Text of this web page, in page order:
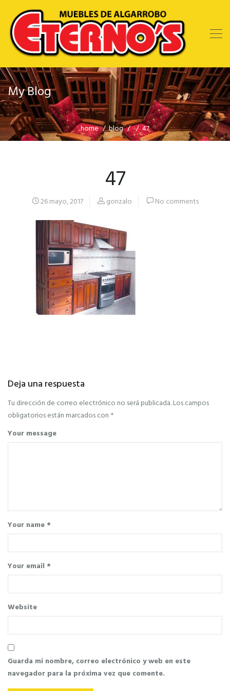
My Blog
home blog 47
47
26 mayo, 2017 gonzalo No comments
Deja una respuesta
Tu dirección de correo electrónico no será publicada.Los campos
obligatorios están marcados con *
Your message
Your name *
Your email *
Website
Guarda mi nombre, correo electrónico y web en este
navegador para la próxima vez que comente.